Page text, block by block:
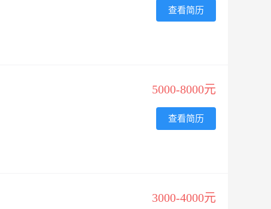
查看简历
5000-8000元
查看简历
3000-4000元